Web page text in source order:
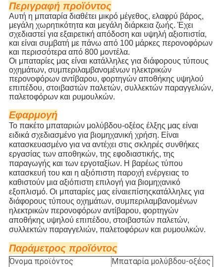
Περιγραφή προϊόντος
Αυτή η μπαταρία διαθέτει μικρό μέγεθος, ελαφρύ βάρος,
μεγάλη χωρητικότητα και μεγάλη διάρκεια ζωής. Έχει
σχεδιαστεί για εξαιρετική απόδοση και υψηλή αξιοπιστία,
και είναι συμβατή με πάνω από 100 μάρκες περονοφόρων
και περισσότερα από 800 μοντέλα.
Οι μπαταρίες μας είναι κατάλληλες για διάφορους τύπους
οχημάτων, συμπεριλαμβανομένων ηλεκτρικών
περονοφόρων αντίβαρου, φορτηγών αποθήκης υψηλού
επιπέδου, στοιβαστών παλετών, συλλεκτών παραγγελιών,
παλετοφόρων και ρυμουλκών.
Εφαρμογή
Το πακέτο μπαταριών μολύβδου-οξέος έλξης μας είναι
ειδικά σχεδιασμένο για βιομηχανική χρήση. Είναι
κατασκευασμένο για να αντέχει στις σκληρές συνθήκες
εργασίας των αποθηκών, της εφοδιαστικής, της
παραγωγής και των εργοταξίων. Η βαρέως τύπου
κατασκευή του και η αξιόπιστη παροχή ενέργειας το
καθιστούν μια αξιόπιστη επιλογή για βιομηχανικό
εξοπλισμό. Οι μπαταρίες μας είναιεπίσηςκατάλληλες για
διάφορους τύπους οχημάτων, συμπεριλαμβανομένων
ηλεκτρικών περονοφόρων αντίβαρου, φορτηγών
αποθήκης υψηλού επιπέδου, στοιβαστών παλετών,
συλλεκτών παραγγελιών, παλετοφόρων και ρυμουλκών.
Παράμετρος προϊόντος
Όνομα προϊόντος
Μπαταρία μολύβδου-οξέος